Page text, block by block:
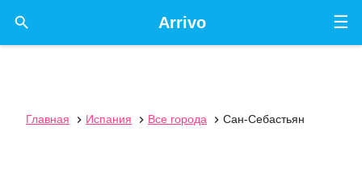
☰
Arrivo

Главная  Испания  Все города  Сан-Себастьян